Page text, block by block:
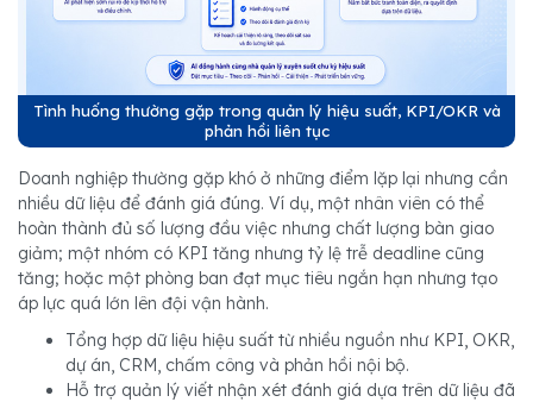
Tình huống thường gặp trong quản lý hiệu suất, KPI/OKR và
phản hồi liên tục
Doanh nghiệp thường gặp khó ở những điểm lặp lại nhưng cần
nhiều dữ liệu để đánh giá đúng. Ví dụ, một nhân viên có thể
hoàn thành đủ số lượng đầu việc nhưng chất lượng bàn giao
giảm; một nhóm có KPI tăng nhưng tỷ lệ trễ deadline cũng
tăng; hoặc một phòng ban đạt mục tiêu ngắn hạn nhưng tạo
áp lực quá lớn lên đội vận hành.
Tổng hợp dữ liệu hiệu suất từ nhiều nguồn như KPI, OKR,
dự án, CRM, chấm công và phản hồi nội bộ.
Hỗ trợ quản lý viết nhận xét đánh giá dựa trên dữ liệu đã